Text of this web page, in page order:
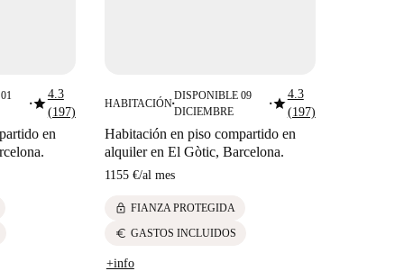
■star4.3
(197)
en
HABITACIÓN■
DISPONIBLE 09
DICIEMBRE
■star4.3
(197)
Habitación en piso compartido en
alquiler en El Gòtic, Barcelona.
1155 €/al mes
lock FIANZA PROTEGIDA
euro GASTOS INCLUIDOS
+info